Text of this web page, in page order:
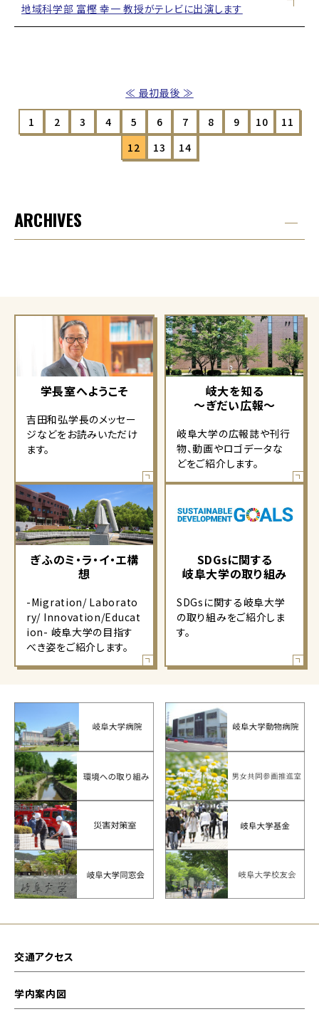
地域科学部 富樫 幸一 教授がテレビに出演します
≪ 最初
1 2 3 4 5 6 7 8 9 10
11
12
13 14
最後 ≫
ARCHIVES
学長室へようこそ
吉田和弘学長のメッセー
ジなどをお読みいただけ
ます。
岐大を知る
～ぎだい広報～
岐阜大学の広報誌や刊行
物、動画やロゴデータな
どをご紹介します。
ぎふのミ・ラ・イ・エ構
想
-Migration/ Laborato
ry/ Innovation/Educat
ion- 岐阜大学の目指す
べき姿をご紹介します。
SDGsに関する
岐阜大学の取り組み
SDGsに関する岐阜大学
の取り組みをご紹介しま
す。
交通アクセス
学内案内図